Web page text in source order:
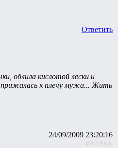
Ответить
облила кислотой лески и
прижалась к плечу мужа... Жить
24/09/2009 23:20:16
#920966